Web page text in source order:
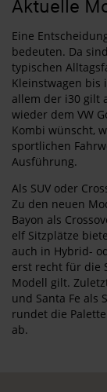
Aktuelle
Eine
bedeuten. Da
typischen
Kleinstwagen bis
allem der i30 gilt
wieder dem VW
Kombi wünscht,
sportlichen
Ausführung.
Als SUV oder
Zu den neuen
Bayon als
elf Sitzplätze
auch in Hybrid-
erst recht für die
Modell gilt.
und Santa Fe als
rundet die
ab.